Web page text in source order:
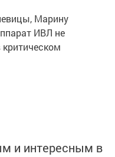
Марину
ИВЛ не
и интересным в